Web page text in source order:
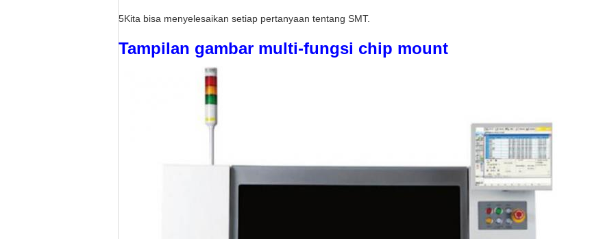
5Kita bisa menyelesaikan setiap pertanyaan tentang SMT.
Tampilan gambar multi-fungsi chip mount